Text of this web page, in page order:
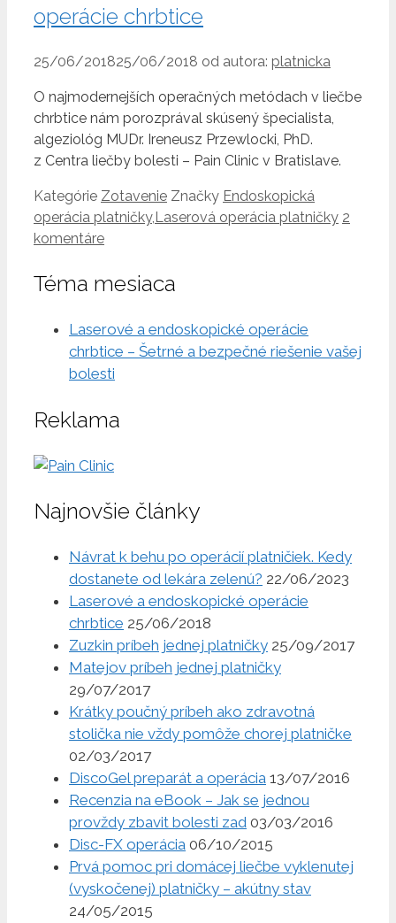
operácie chrbtice
25/06/201825/06/2018 od autora: platnicka
O najmodernejších operačných metódach v liečbe
chrbtice nám porozprával skúsený špecialista,
algeziológ MUDr. Ireneusz Przewlocki, PhD.
z Centra liečby bolesti – Pain Clinic v Bratislave.
Kategórie Zotavenie Značky Endoskopická
operácia platničky,Laserová operácia platničky 2
komentáre
Téma mesiaca
Laserové a endoskopické operácie
chrbtice – Šetrné a bezpečné riešenie vašej
bolesti
Reklama
Najnovšie články
Návrat k behu po operácií platničiek. Kedy
dostanete od lekára zelenú? 22/06/2023
Laserové a endoskopické operácie
chrbtice 25/06/2018
Zuzkin príbeh jednej platničky 25/09/2017
Matejov príbeh jednej platničky
29/07/2017
Krátky poučný príbeh ako zdravotná
stolička nie vždy pomôže chorej platničke
02/03/2017
DiscoGel preparát a operácia 13/07/2016
Recenzia na eBook – Jak se jednou
provždy zbavit bolesti zad 03/03/2016
Disc-FX operácia 06/10/2015
Prvá pomoc pri domácej liečbe vyklenutej
(vyskočenej) platničky – akútny stav
24/05/2015